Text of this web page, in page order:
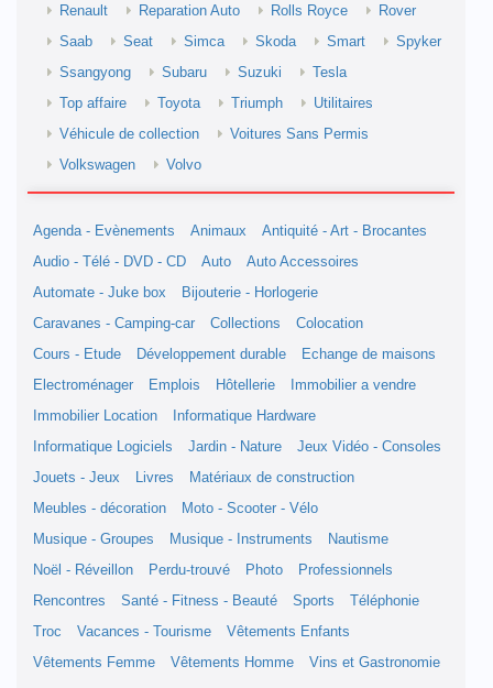
Renault
Reparation Auto Rolls Royce
Rover
Saab
Seat Simca Skoda Smart
Spyker
Ssangyong
Subaru Suzuki
Tesla
Top affaire
Toyota Triumph
Utilitaires
Véhicule de collection
Voitures Sans Permis
Volkswagen
Volvo
Agenda - Evènements Animaux
Antiquité - Art - Brocantes
Audio - Télé - DVD - CD
Auto
Auto Accessoires
Automate - Juke box
Bijouterie - Horlogerie
Caravanes - Camping-car
Collections
Colocation
Cours - Etude
Développement durable
Echange de maisons
Electroménager
Emplois Hôtellerie
Immobilier a vendre
Immobilier Location
Informatique Hardware
Informatique Logiciels
Jardin - Nature
Jeux Vidéo - Consoles
Jouets - Jeux
Livres
Matériaux de construction
Meubles - décoration
Moto - Scooter - Vélo
Musique - Groupes
Musique - Instruments
Nautisme
Noël - Réveillon
Perdu-trouvé Photo
Professionnels
Rencontres
Santé - Fitness - Beauté Sports
Téléphonie
Troc
Vacances - Tourisme
Vêtements Enfants
Vêtements Femme
Vêtements Homme Vins et Gastronomie